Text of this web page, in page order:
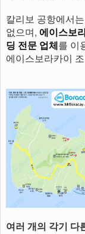
칼리보 공항에서
없으며, 에이스보
딩 전문 업체를 이
에이스보라카이
여러 개의 각기 다